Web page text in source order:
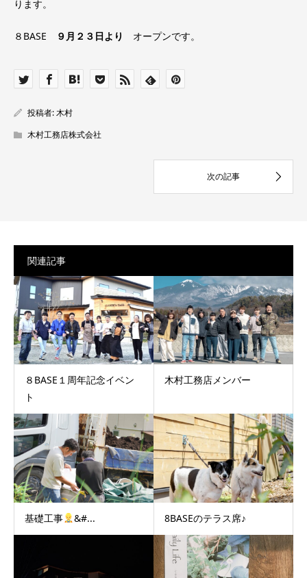
ります。
８BASE ９月２３日より オープンです。
投稿者:木村
木村工務店株式会社
関連記事
８BASE１周年記念イベン
ト
木村工務店メンバー
基礎工事 ‍&#... 8BASEのテラス席♪